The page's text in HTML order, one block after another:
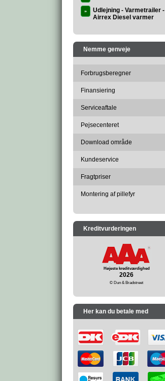
»
Udlejning - Varmetrailer -
Airrex Diesel varmer
Nemme genveje
Forbrugsberegner
Finansiering
Serviceaftale
Pejsecenteret
Download område
Kundeservice
Fragtpriser
Montering af pillefyr
Kreditvurderingen
Højeste kreditværdighed
2026
© Dun & Bradstreet
Her kan du betale med